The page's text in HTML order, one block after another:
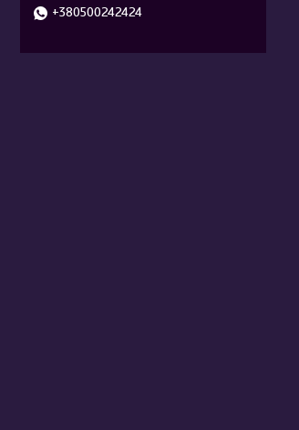
+380500242424